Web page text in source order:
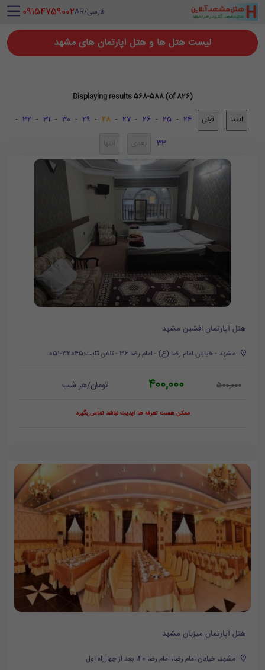
فارسی/
AR
‪ 09154759002
لیست هتل ها و هتل آپارتمان های مشهد
Displaying results 568-588 (of 826)
24
-
25
-
26
-
27
-
28
-
29
-
30
-
31
-
32
-
33
هتل آپارتمان افشین مشهد
مشهد - خیابان امام رضا (ع) - امام رضا 36 - تلفن ثابت:32045-051
500,000
400,000 تومان/هر شب
ممکن هست تعرفه ها آپدیت نباشد تماس بگیرد
هتل آپارتمان میزبان مشهد
مشهد، خیابان امام رضا، امام رضا 40، بعد از چهارراه اول